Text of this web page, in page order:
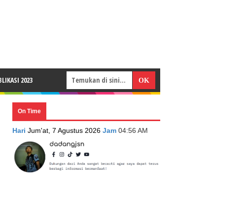
2023
On Time
Hari Jum'at, 7 Agustus 2026 Jam 04:56 AM